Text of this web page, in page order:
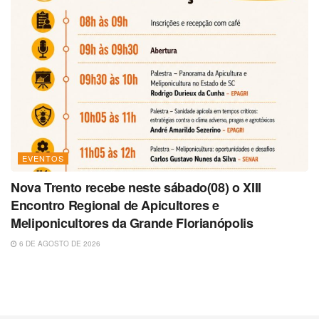
EVENTOS
Nova Trento recebe neste sábado(08) o XIII
Encontro Regional de Apicultores e
Meliponicultores da Grande Florianópolis
6 DE AGOSTO DE 2026